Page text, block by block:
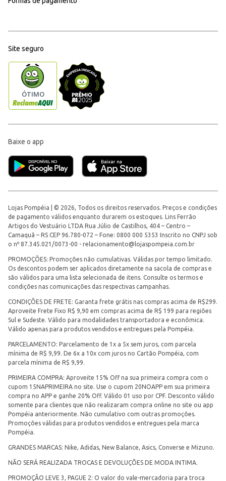
Site seguro
Baixe o app
Lojas Pompéia | © 2026, Todos os direitos reservados. Preços e condições
de pagamento válidos enquanto durarem os estoques. Lins Ferrão
Artigos do Vestuário LTDA Rua Júlio de Castilhos, 404 – Centro –
Camaquã – RS CEP 96.780-072 – Fone: 0800 000 5353 Inscrito no CNPJ sob
o nº 87.345.021/0073-00 - relacionamento@lojaspompeia.com.br
PROMOÇÕES: Promoções não cumulativas. Válidas por tempo limitado.
Os descontos podem ser aplicados diretamente na sacola de compras e
são válidos para uma lista selecionada de itens. Consulte os termos e
condições nas comunicações das respectivas campanhas.
CONDIÇÕES DE FRETE: Garanta frete grátis nas compras acima de R$299.
Aproveite Frete Fixo R$ 9,90 em compras acima de R$ 199 para regiões
Sul e Sudeste. Válido para modalidades transportadora e econômica.
Válido apenas para produtos vendidos e entregues pela Pompéia.
PARCELAMENTO: Parcelamento de 1x a 5x sem juros, com parcela
mínima de R$ 9,99. De 6x a 10x com juros no Cartão Pompéia, com
parcela mínima de R$ 9,99.
PRIMEIRA COMPRA: Aproveite 15% Off na sua primeira compra com o
cupom 15NAPRIMEIRA no site. Use o cupom 20NOAPP em sua primeira
compra no APP e ganhe 20% Off. Válido 01 uso por CPF. Desconto válido
somente para clientes que não realizaram compra online no site ou app
Pompéia anteriormente. Não cumulativo com outras promoções.
Promoções válidas para produtos vendidos e entregues pela marca
Pompéia.
GRANDES MARCAS: Nike, Adidas, New Balance, Asics, Converse e Mizuno.
NÃO SERÁ REALIZADA TROCAS E DEVOLUÇÕES DE MODA INTIMA.
PROMOÇÃO LEVE 3, PAGUE 2: O valor do vale-mercadoria para troca